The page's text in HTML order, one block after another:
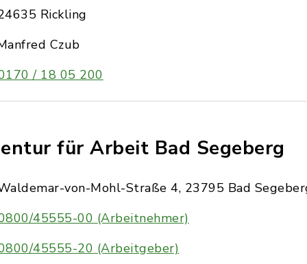
Rickling
Czub
/ 18 05 200
für Arbeit Bad Segeberg
von-Mohl-Straße 4, 23795 Bad
45555-00 (Arbeitnehmer)
45555-20 (Arbeitgeber)